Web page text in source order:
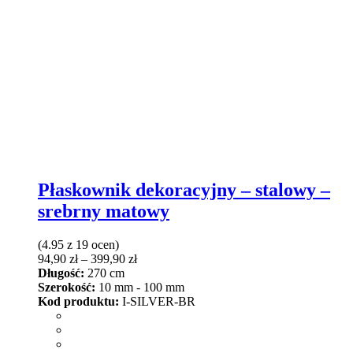
Płaskownik dekoracyjny – stalowy –
srebrny matowy
(4.95 z 19 ocen)
94,90 zł – 399,90 złZakres
od
94,90 zł
Długość: 270 cm
Szerokość: 10 mm - 100 mm
Kod produktu: I-SILVER-BR